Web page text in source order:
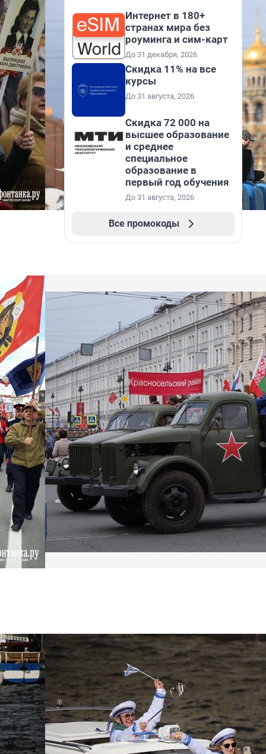
Интернет в 180+
странах мира без
роуминга и сим-карт
До 31 декабря, 2026
Скидка 11% на все
курсы
До 31 августа, 2026
Скидка 72 000 на
высшее образование
и среднее
специальное
образование в
первый год обучения
До 31 августа, 2026
Все промокоды